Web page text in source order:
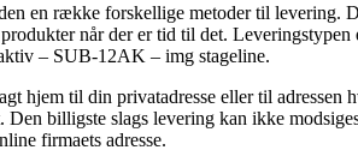
en række forskellige metoder til levering.
når der er tid til det. Leveringstypen
– SUB-12AK – img stageline.
hjem til din privatadresse eller til adressen
billigste slags levering kan ikke
firmaets adresse.